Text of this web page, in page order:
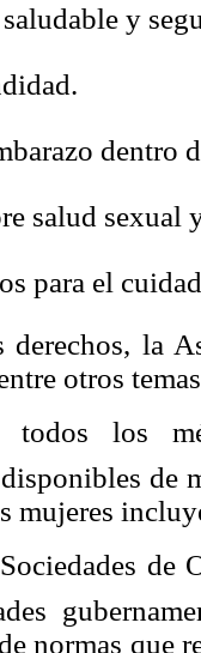
saludable y
dentro
salud
para el
derechos, la
otros
todos los
de
mujeres
Sociedades
normas que